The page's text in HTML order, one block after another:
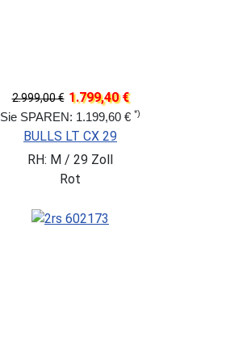
2.999,00 € 1.799,40 €
Sie SPAREN: 1.199,60 € *)
BULLS LT CX 29
RH: M / 29 Zoll
Rot